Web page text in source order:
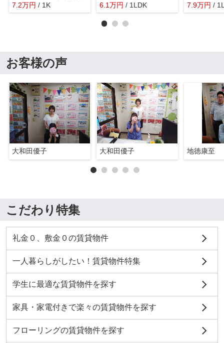
7.2万円 / 1K
6.1万円 / 1LDK
7.9万円 /
お客様の声
大和田優子 大和田優子 地徳康至
こだわり特集
礼金０、敷金０の賃貸物件
一人暮らしがしたい！賃貸物件特集
学生に最適な賃貸物件を探す
家具・家電付きで楽々の賃貸物件を探す
フローリングの賃貸物件を探す